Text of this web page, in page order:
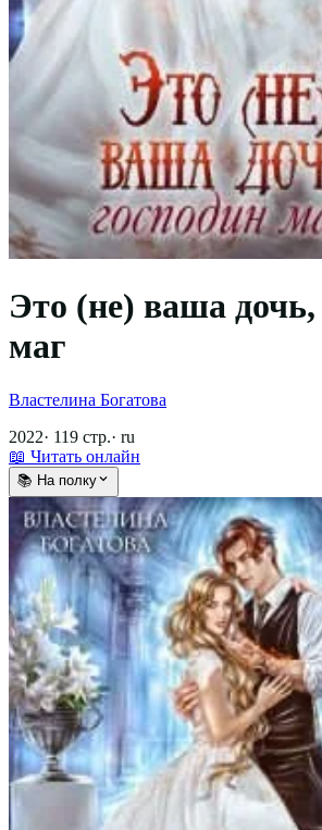
Это (не) ваша дочь,
маг
Властелина Богатова
2022· 119 стр.· ru
📖 Читать онлайн
📚 На полку